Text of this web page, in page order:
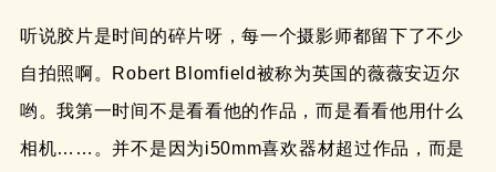
听说胶片是时间的碎片呀，每一个摄影师都留下了不少
自拍照啊。Robert Blomfield被称为英国的薇薇安迈尔
哟。我第一时间不是看看他的作品，而是看看他用什么
相机……。并不是因为i50mm喜欢器材超过作品，而是